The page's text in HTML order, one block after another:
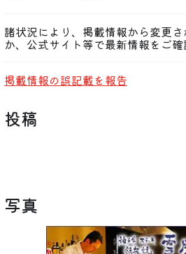
諸状況により、掲載情報から変更
か、公式サイト等で最新情報をご確
掲載情報の誤記載を報告
投稿
写真